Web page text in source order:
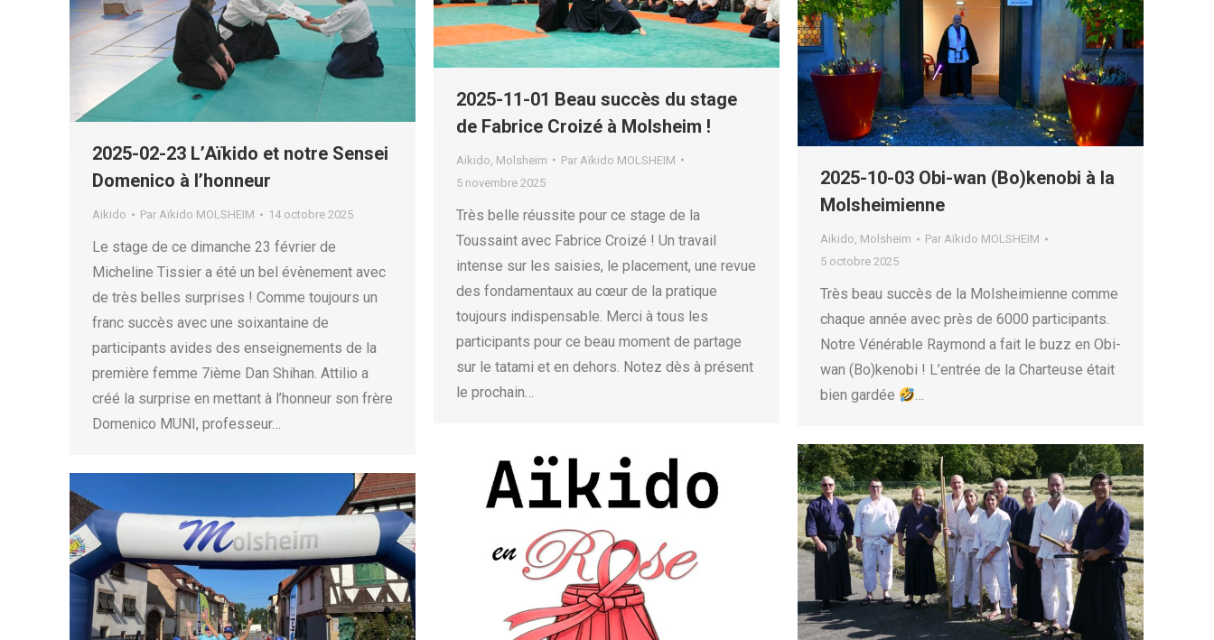
2025-11-01 Beau succès du stage
de Fabrice Croizé à Molsheim !
Aikido Molsheim Par Aïkido MOLSHEIM
5 novembre 2025
Très belle réussite pour ce stage de la
Toussaint avec Fabrice Croizé ! Un travail
intense sur les saisies, le placement, une revue
des fondamentaux au cœur de la pratique
toujours indispensable. Merci à tous les
participants pour ce beau moment de partage
sur le tatami et en dehors. Notez dès à présent
le prochain…
2025-02-23 L’Aïkido et notre Sensei
Domenico à l’honneur
Aikido Par Aïkido MOLSHEIM 14 octobre 2025
Le stage de ce dimanche 23 février de
Micheline Tissier a été un bel évènement avec
de très belles surprises ! Comme toujours un
franc succès avec une soixantaine de
participants avides des enseignements de la
première femme 7ième Dan Shihan. Attilio a
créé la surprise en mettant à l’honneur son frère
Domenico MUNI, professeur…
2025-10-03 Obi-wan (Bo)kenobi à la
Molsheimienne
Aikido, Molsheim Par Aïkido MOLSHEIM
5 octobre 2025
Très beau succès de la Molsheimienne comme
chaque année avec près de 6000 participants.
Notre Vénérable Raymond a fait le buzz en Obi-
wan (Bo)kenobi ! L’entrée de la Charteuse était
bien gardée
…